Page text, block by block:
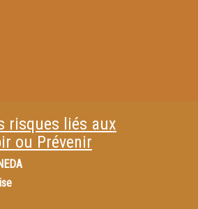
risques liés aux
ou Prévenir